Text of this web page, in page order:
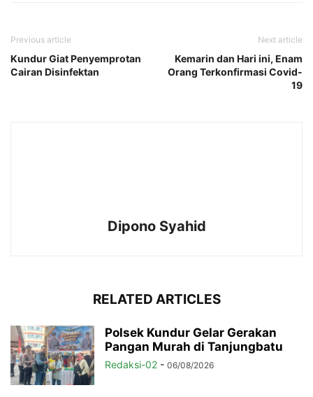
Previous article
Kundur Giat Penyemprotan
Cairan Disinfektan
Next article
Kemarin dan Hari ini, Enam
Orang Terkonfirmasi Covid-
19
Dipono Syahid
RELATED ARTICLES
Polsek Kundur Gelar Gerakan
Pangan Murah di Tanjungbatu
Redaksi-02 - 06/08/2026